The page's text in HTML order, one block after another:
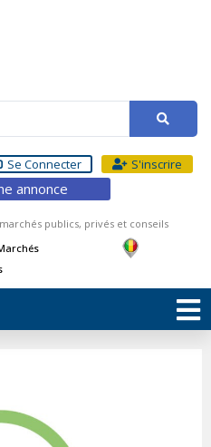
Se Connecter S'inscrire
annonce
publics, privés et conseils